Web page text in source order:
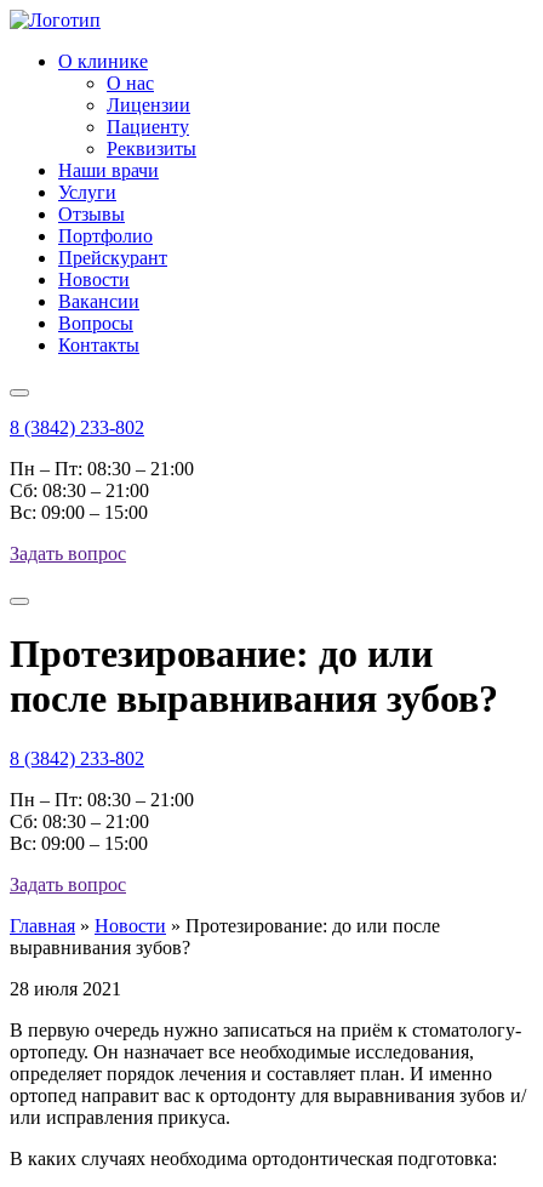
О клинике
О нас
Лицензии
Пациенту
Реквизиты
Наши врачи
Услуги
Отзывы
Портфолио
Прейскурант
Новости
Вакансии
Вопросы
Контакты
8 (3842) 233-802
Пн – Пт: 08:30 – 21:00
Cб: 08:30 – 21:00
Вс: 09:00 – 15:00
Задать вопрос
Протезирование: до или
после выравнивания зубов?
8 (3842) 233-802
Пн – Пт: 08:30 – 21:00
Cб: 08:30 – 21:00
Вс: 09:00 – 15:00
Задать вопрос
Главная » Новости » Протезирование: до или после
выравнивания зубов?
28 июля 2021
В первую очередь нужно записаться на приём к стоматологу-
ортопеду. Он назначает все необходимые исследования,
определяет порядок лечения и составляет план. И именно
ортопед направит вас к ортодонту для выравнивания зубов и/
или исправления прикуса.
В каких случаях необходима ортодонтическая подготовка: